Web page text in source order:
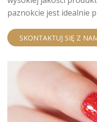
paznokcie jest idealnie
SKONTAKTUJ SIĘ Z